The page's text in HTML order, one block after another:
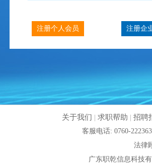
注册个人会员 注册企
关于我们 | 求职帮助 | 招聘
客服电话: 0760-
法律
广东职乾信息科技